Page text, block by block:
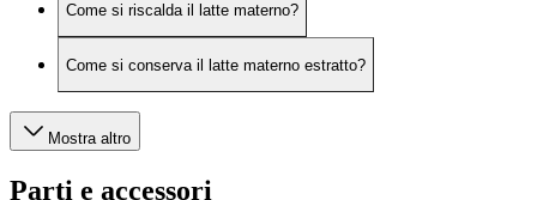
Come si riscalda il latte materno?
Come si conserva il latte materno estratto?
Mostra altro
Parti e accessori